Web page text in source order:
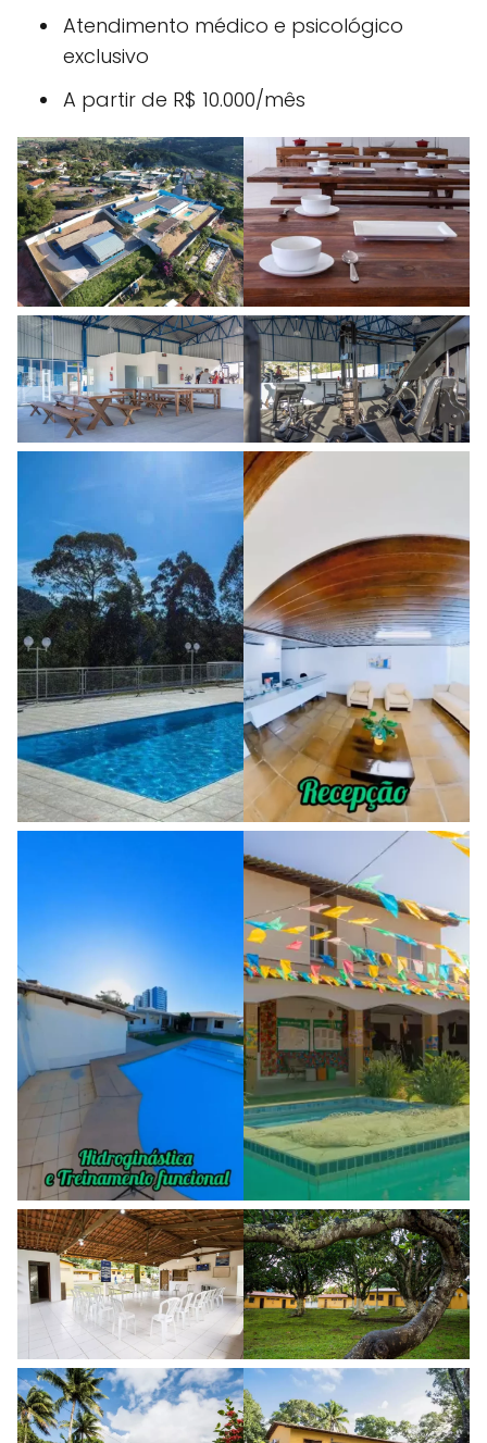
Atendimento médico e psicológico
exclusivo
A partir de R$ 10.000/mês